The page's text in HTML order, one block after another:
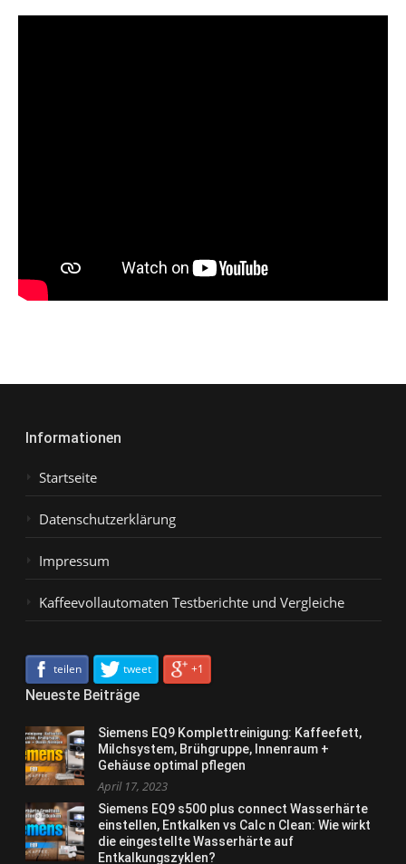
Informationen
Startseite
Datenschutzerklärung
Impressum
Kaffeevollautomaten Testberichte und Vergleiche
teilen tweet +1
Neueste Beiträge
Siemens EQ9 Komplettreinigung: Kaffeefett,
Milchsystem, Brühgruppe, Innenraum +
Gehäuse optimal pflegen
April 17, 2023
Siemens EQ9 s500 plus connect Wasserhärte
einstellen, Entkalken vs Calc n Clean: Wie wirkt
die eingestellte Wasserhärte auf
Entkalkungszyklen?